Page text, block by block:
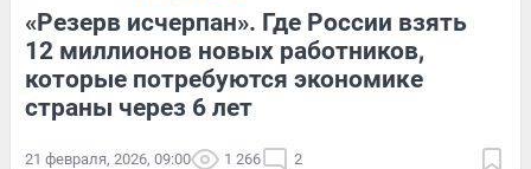
«Резерв исчерпан». Где России взять
12 миллионов новых работников,
которые потребуются экономике
страны через 6 лет
21 февраля, 2026, 09:00 1 266 2